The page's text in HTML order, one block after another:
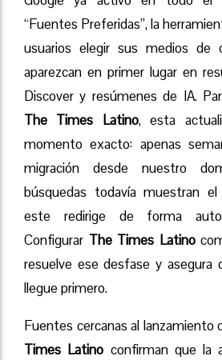
“Fuentes Preferidas”, la
usuarios elegir sus medios de
aparezcan en primer lugar en
Discover y resúmenes de IA.
The Times Latino, esta
momento exacto: apenas
migración desde nuestro
búsquedas todavía muestran
este redirige de forma
Configurar The Times Latino
resuelve ese desfase y asegura
llegue primero.
Fuentes cercanas al lanzamiento
Times Latino confirman que la